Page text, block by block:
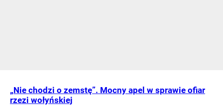
„Nie chodzi o zemstę”. Mocny apel w sprawie ofiar
rzezi wołyńskiej